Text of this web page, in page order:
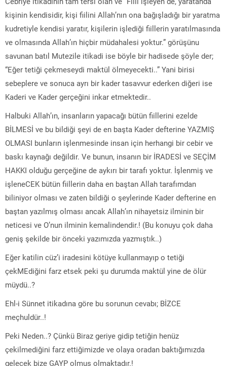
kişinin kendisidir, kişi fiilini Allah’nın ona bağışladığı bir yaratma
kudretiyle kendisi yaratır, kişilerin işlediği fiillerin yaratılmasında
ve olmasında Allah’ın hiçbir müdahalesi yoktur.” görüşünu
savunan batıl Mutezile itikadi ise böyle bir hadisede şöyle der;
“Eğer tetiği çekmeseydi maktül ölmeyecekti..” Yani birisi
sebeplere ve sonuca ayrı bir kader tasavvur ederken diğeri ise
Kaderi ve Kader gerçeğini inkar etmektedir..
Halbuki Allah’ın, insanların yapacağı bütün fiillerini ezelde
BİLMESİ ve bu bildiği şeyi de en başta Kader defterine YAZMIŞ
OLMASI bunların işlenmesinde insan için herhangi bir cebir ve
baskı kaynağı değildir. Ve bunun, insanın bir İRADESİ ve SEÇİM
HAKKI olduğu gerçeğine de aykırı bir tarafı yoktur. İşlenmiş ve
işleneCEK bütün fiillerin daha en baştan Allah tarafımdan
biliniyor olması ve zaten bildiği o şeylerinde Kader defterine en
baştan yazılmış olması ancak Allah’ın nihayetsiz ilminin bir
neticesi ve O’nun ilminin kemalindendir.! (Bu konuyu çok daha
geniş şekilde bir önceki yazımızda yazmıştık..)
Eğer katilin cüz’i iradesini kötüye kullanmayıp o tetiği
çekMEdiğini farz etsek peki şu durumda maktül yine de ölür
müydü..?
Ehl-i Sünnet itikadına göre bu sorunun cevabı; BİZCE
meçhuldür..!
Peki Neden..? Çünkü Biraz geriye gidip tetiğin henüz
çekilmediğini farz ettiğimizde ve olaya oradan baktığımızda
gelecek bize GAYP olmuş olmaktadır.!